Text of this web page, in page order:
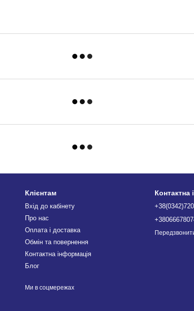
Клієнтам
Вхід до кабінету
Про нас
Оплата і доставка
Обмін та повернення
Контактна інформація
Блог
Ми в соцмережах
Контактна